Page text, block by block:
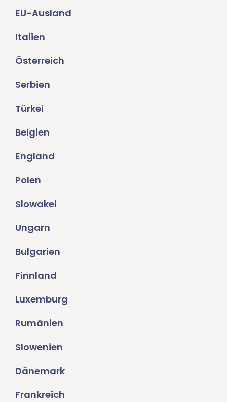
EU-Ausland
Italien
Österreich
Serbien
Türkei
Belgien
England
Polen
Slowakei
Ungarn
Bulgarien
Finnland
Luxemburg
Rumänien
Slowenien
Dänemark
Frankreich